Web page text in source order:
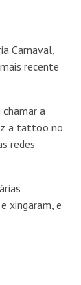
Carnaval,
recente
a
a tattoo no
redes
xingaram, e